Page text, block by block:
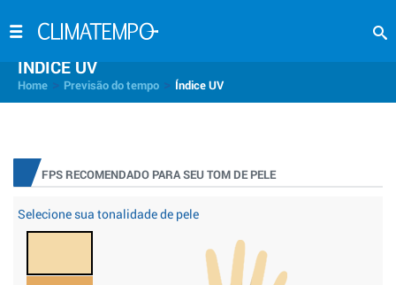
INDICE UV
Home Previsão do tempo Índice UV
FPS RECOMENDADO PARA SEU TOM DE PELE
Selecione sua tonalidade de pele